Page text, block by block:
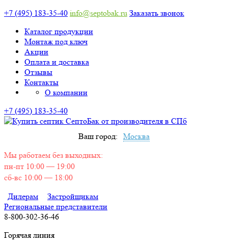
+7 (495) 183-35-40 info@septobak.ru Заказать звонок
Каталог продукции
Монтаж под ключ
Акции
Оплата и доставка
Отзывы
Контакты
О компании
+7 (495) 183-35-40
Ваш город:
Москва
Мы работаем без выходных:
пн-пт 10:00 — 19:00
сб-вс 10:00 — 18:00
Дилерам
Застройщикам
Региональные представители
8-800-302-36-46
Горячая линия